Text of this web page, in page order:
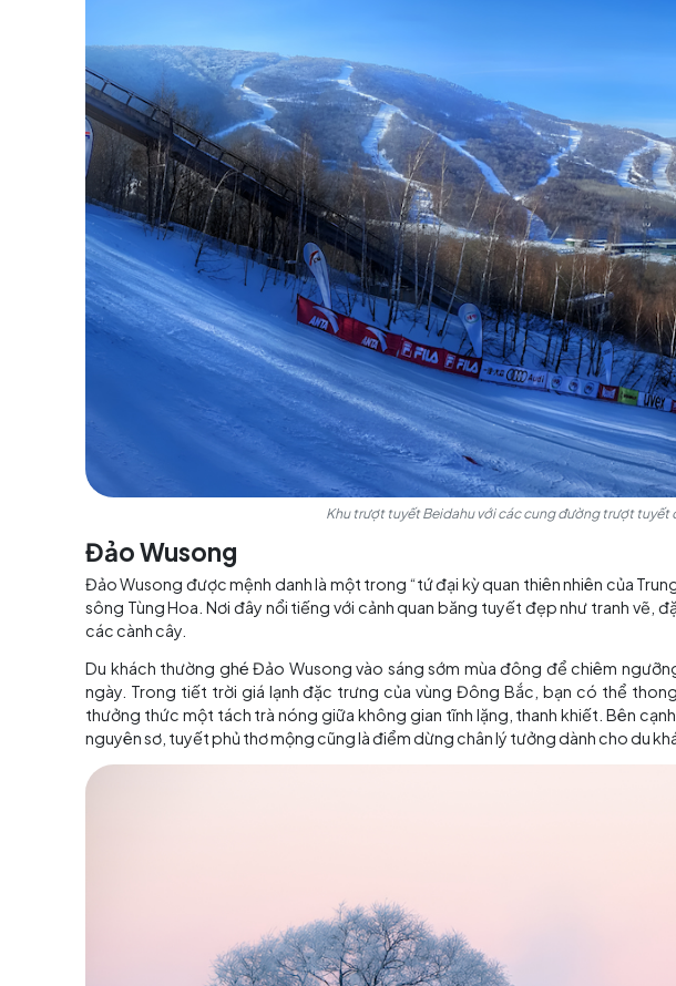
Mùa đông tại Cát Lâm nổi
Check-in những địa danh nổi tiếng
Cát Lâm không chỉ quyến rũ du khách bởi sắc tuyết mùa đông,
phá những điểm đến nhất định phải ghé khi đặt chân tới mảnh đất
Khu Trượt Tuyết Beidahu
Khu trượt tuyết Beidahu được biết đến là một trong những địa
thể thao châu Á mùa đông năm 2007. Nơi đây sở hữu 64 đường
với cả người mới học và vận động viên chuyên nghiệp.
Du khách khi đến đây có thể tham gia các khóa học trượt
nghỉ dưỡng cao cấp. Không gian trong lành, dịch vụ đồng bộ và
trong hành trình khám phá Cát Lâm.